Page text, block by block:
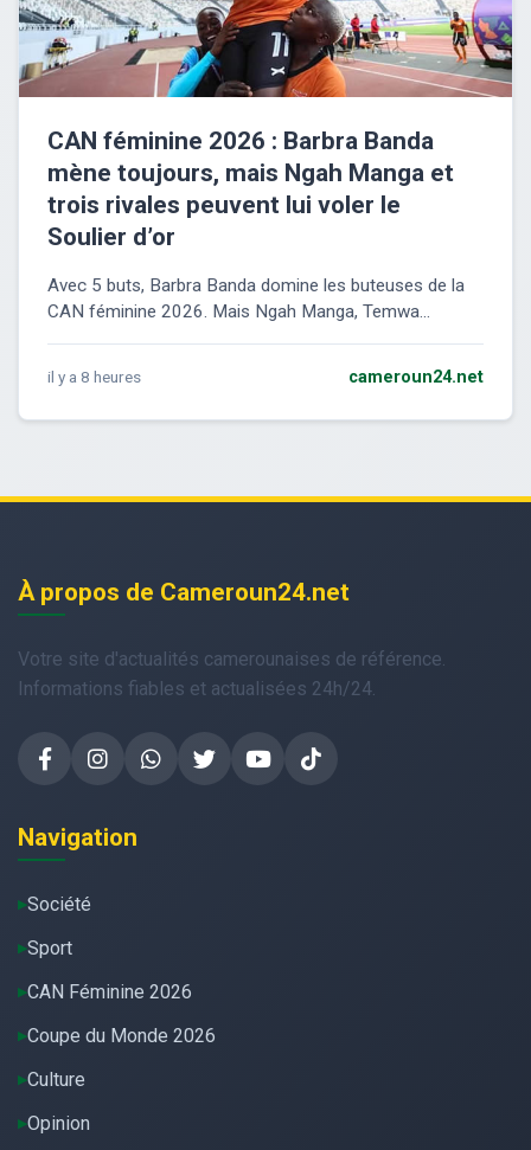
CAN féminine 2026 : Barbra Banda
mène toujours, mais Ngah Manga et
trois rivales peuvent lui voler le
Soulier d’or
Avec 5 buts, Barbra Banda domine les buteuses de la
CAN féminine 2026. Mais Ngah Manga, Temwa...
il y a 8 heures cameroun24.net
À propos de Cameroun24.net
Votre site d'actualités camerounaises de référence.
Informations fiables et actualisées 24h/24.
Navigation
Société
Sport
CAN Féminine 2026
Coupe du Monde 2026
Culture
Opinion